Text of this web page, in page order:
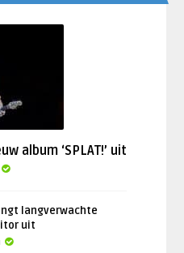
album ‘SPLAT!’ uit
langverwachte
uit